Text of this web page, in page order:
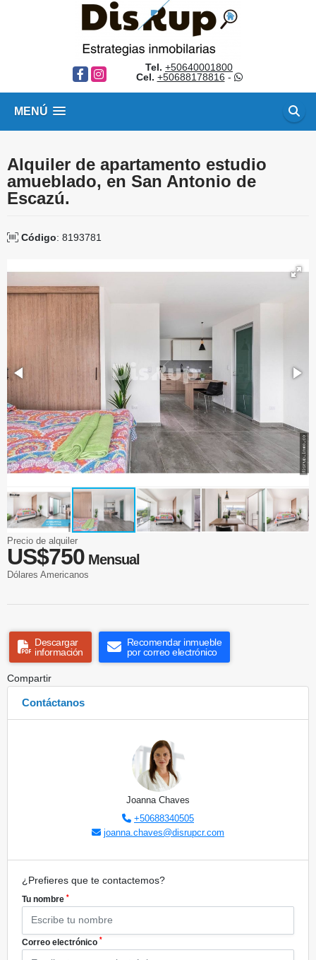
FacebookInstagram
Tel. +50640001800
Cel. +50688178816 -
MENÚ
Alquiler de apartamento estudio
amueblado, en San Antonio de
Escazú.
Código: 8193781
Precio de alquiler
US$750 Mensual
Dólares Americanos
Descargar
información
Recomendar inmueble
por correo electrónico
Compartir
Contáctanos
Joanna Chaves
+50688340505
joanna.chaves@disrupcr.com
¿Prefieres que te contactemos?
Tu nombre *
Correo electrónico *